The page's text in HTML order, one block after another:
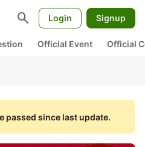
search Login Signup
Official Event Official
passed since last update.